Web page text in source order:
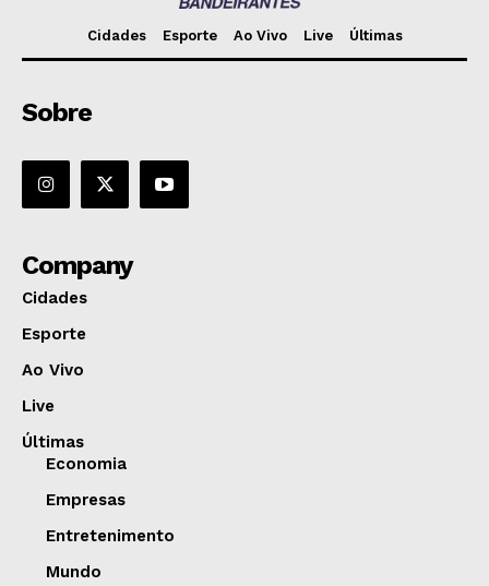
Cidades Esporte Ao Vivo Live Últimas
Sobre
Company
Cidades
Esporte
Ao Vivo
Live
Últimas
Economia
Empresas
Entretenimento
Mundo